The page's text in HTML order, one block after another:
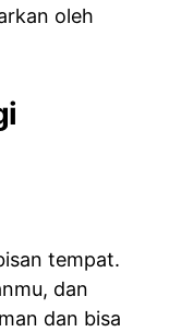
oleh
tempat.
dan
dan bisa